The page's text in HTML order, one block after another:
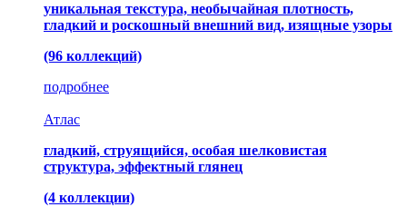
уникальная текстура, необычайная плотность,
гладкий и роскошный внешний вид, изящные узоры
(96 коллекций)
подробнее
Атлас
гладкий, струящийся, особая шелковистая
структура, эффектный глянец
(4 коллекции)